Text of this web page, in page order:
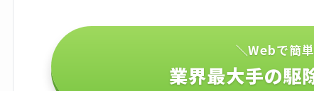
＼Webで簡
業界最大手の駆